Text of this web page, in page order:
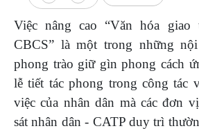
Việc nâng cao “Văn hóa
CBCS” là một trong những
phong trào giữ gìn phong cách
lễ tiết tác phong trong công tác
việc của nhân dân mà các đơn
sát nhân dân - CATP duy trì